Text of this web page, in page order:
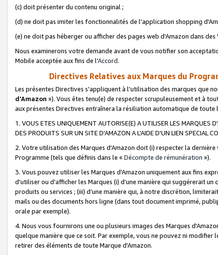
(c) doit présenter du contenu original ;
(d) ne doit pas imiter les fonctionnalités de l'application shopping
(e) ne doit pas héberger ou afficher des pages web d'Amazon dans
Nous examinerons votre demande avant de vous notifier son
Mobile acceptée aux fins de l'Accord.
Directives Relatives aux Marques du
Les présentes Directives s'appliquent à l'utilisation des marques que
d'Amazon »). Vous êtes tenu(e) de respecter scrupuleusement et à
aux présentes Directives entraînera la résiliation automatique de
1. VOUS ETES UNIQUEMENT AUTORISE(E) A UTILISER LES MARQUES
DES PRODUITS SUR UN SITE D'AMAZON A L'AIDE D'UN LIEN SPECIAL
2. Votre utilisation des Marques d'Amazon doit (i) respecter la
Programme (tels que définis dans le « Décompte de rémunération »).
3. Vous pouvez utiliser les Marques d'Amazon uniquement aux fins
d'utiliser ou d'afficher les Marques (i) d’une manière qui suggérerait
produits ou services ; (iii) d’une manière qui, à notre discrétion,
mails ou des documents hors ligne (dans tout document imprimé,
orale par exemple).
4. Nous vous fournirons une ou plusieurs images des Marques
quelque manière que ce soit. Par exemple, vous ne pouvez ni
retirer des éléments de toute Marque d'Amazon.